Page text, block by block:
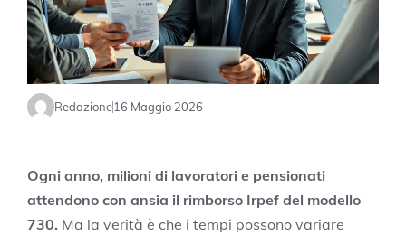
Redazione16 Maggio 2026
Ogni anno, milioni di lavoratori e pensionati
attendono con ansia il rimborso Irpef del modello
730. Ma la verità è che i tempi possono variare